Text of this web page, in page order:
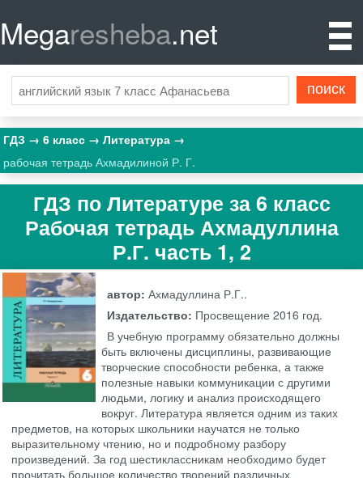
Megaresheba.net
ГДЗ 6 класс
Литература
рабочая тетрадь Ахмадилиной Р. Г.
ГДЗ по Литературе за 6 класс
Рабочая тетрадь Ахмадуллина
Р.Г. часть 1, 2
автор:Ахмадуллина Р.Г..
Издательство: Просвещение 2016 год.
В учебную программу обязательно должны
быть включены дисциплины, развивающие
творческие способности ребенка, а также
полезные навыки коммуникации с другими
людьми, логику и анализ происходящего
вокруг. Литература является одним из таких
предметов, на которых школьники научатся не только
выразительному чтению, но и подробному разбору
произведений. За год шестиклассникам необходимо будет
прочитать большое количество творений различных